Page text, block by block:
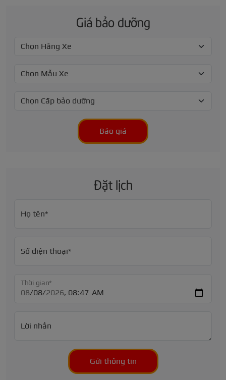
Giá bảo dưỡng
Báo giá
Đặt lịch
Họ tên*
Số điện thoại*
Thời gian*
Lời nhắn
Gửi thông tin